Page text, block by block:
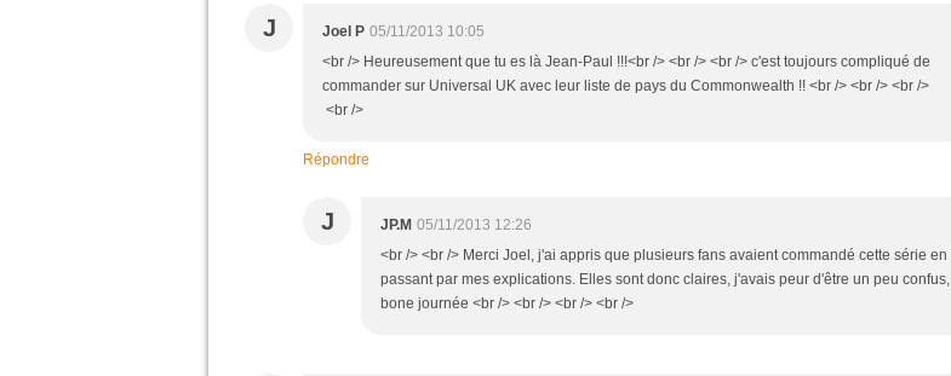
J Joel P 05/11/2013 10:05
<br /> Heureusement que tu es là Jean-Paul !!!<br /> <br /> <br /> c'est toujours compliqué de
commander sur Universal UK avec leur liste de pays du Commonwealth !! <br /> <br /> <br />
<br />
Répondre
J JP.M 05/11/2013 12:26
<br /> <br /> Merci Joel, j'ai appris que plusieurs fans avaient commandé cette série en
passant par mes explications. Elles sont donc claires, j'avais peur d'être un peu confus,
bone journée <br /> <br /> <br /> <br />